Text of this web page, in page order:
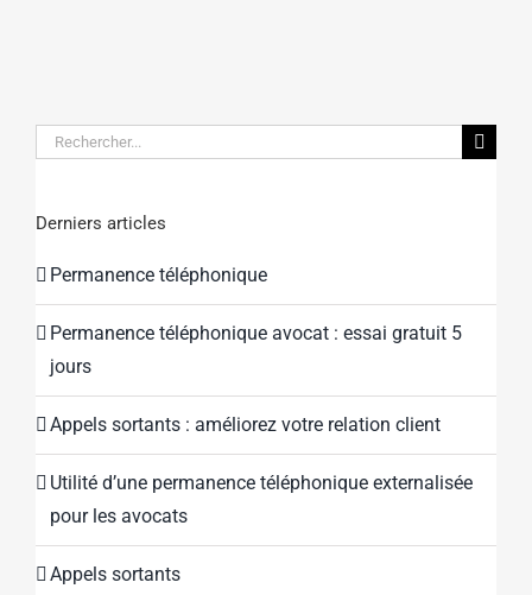
Rechercher:
Derniers articles
Permanence téléphonique
Permanence téléphonique avocat : essai gratuit 5
jours
Appels sortants : améliorez votre relation client
Utilité d’une permanence téléphonique externalisée
pour les avocats
Appels sortants